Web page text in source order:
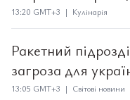
13:20 GMT+3 | Кулінарія
Ракетний
загроза для
13:05 GMT+3 | Світові новини